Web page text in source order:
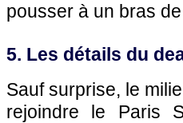
pousser à un bras
5. Les détails du
Sauf surprise, le
rejoindre le Paris